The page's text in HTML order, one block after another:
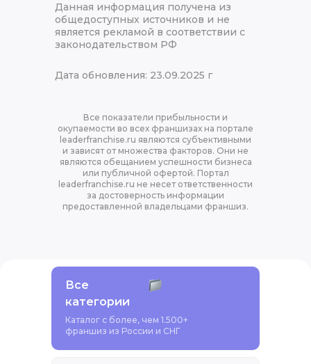
Данная информация получена из
общедоступных источников и не
является рекламой в соответствии с
законодательством РФ
Дата обновления: 23.09.2025 г
Все показатели прибыльности и
окупаемости во всех франшизах на портале
leaderfranchise.ru являются субъективными
и зависят от множества факторов. Они не
являются обещанием успешности бизнеса
или публичной офертой. Портал
leaderfranchise.ru не несет ответственности
за достоверность информации
предоставленной владельцами франшиз.
Все
категории
Каталог с более, чем 1.500+
франшиз из России и СНГ